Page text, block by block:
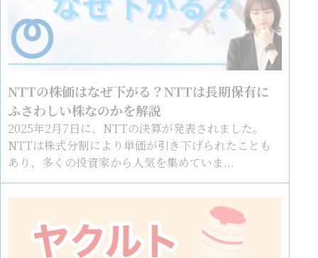
NTTの株価はなぜ下がる？NTTは長期保有に
ふさわしい株なのかを解説
2025年2月7日に、NTTの決算が発表されました。
NTTは株式分割により単価が引き下げられたことも
あり、多くの投資家から人気を集めていま...